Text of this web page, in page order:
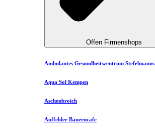
Offen Firmenshops
Ambulantes Gesundheitszentrum Stefelmanns
Aqua Sol Kempen
Aschenbroich
Auffelder Bauerncafe